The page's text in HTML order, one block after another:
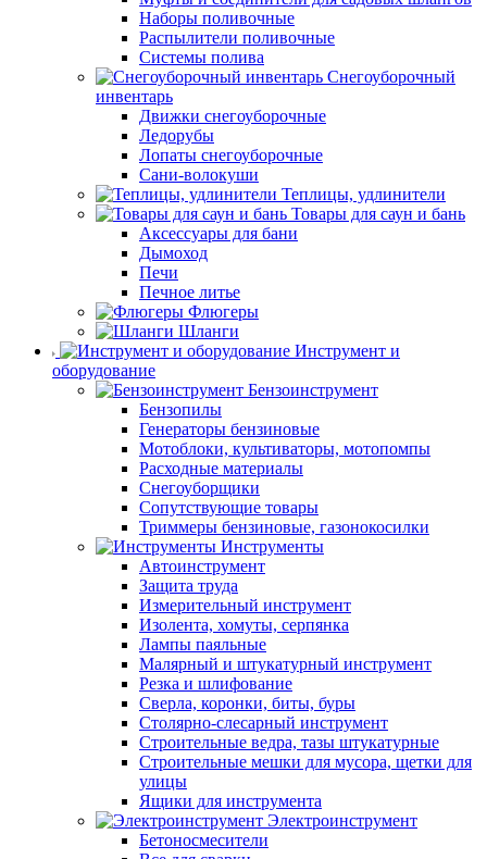
Наборы поливочные
Распылители поливочные
Системы полива
Снегоуборочный
инвентарь
Движки снегоуборочные
Ледорубы
Лопаты снегоуборочные
Сани-волокуши
Теплицы, удлинители
Товары для саун и бань
Аксессуары для бани
Дымоход
Печи
Печное литье
Флюгеры
Шланги
Инструмент и
оборудование
Бензоинструмент
Бензопилы
Генераторы бензиновые
Мотоблоки, культиваторы, мотопомпы
Расходные материалы
Снегоуборщики
Сопутствующие товары
Триммеры бензиновые, газонокосилки
Инструменты
Автоинструмент
Защита труда
Измерительный инструмент
Изолента, хомуты, серпянка
Лампы паяльные
Малярный и штукатурный инструмент
Резка и шлифование
Сверла, коронки, биты, буры
Столярно-слесарный инструмент
Строительные ведра, тазы штукатурные
Строительные мешки для мусора, щетки для
улицы
Ящики для инструмента
Электроинструмент
Бетоносмесители